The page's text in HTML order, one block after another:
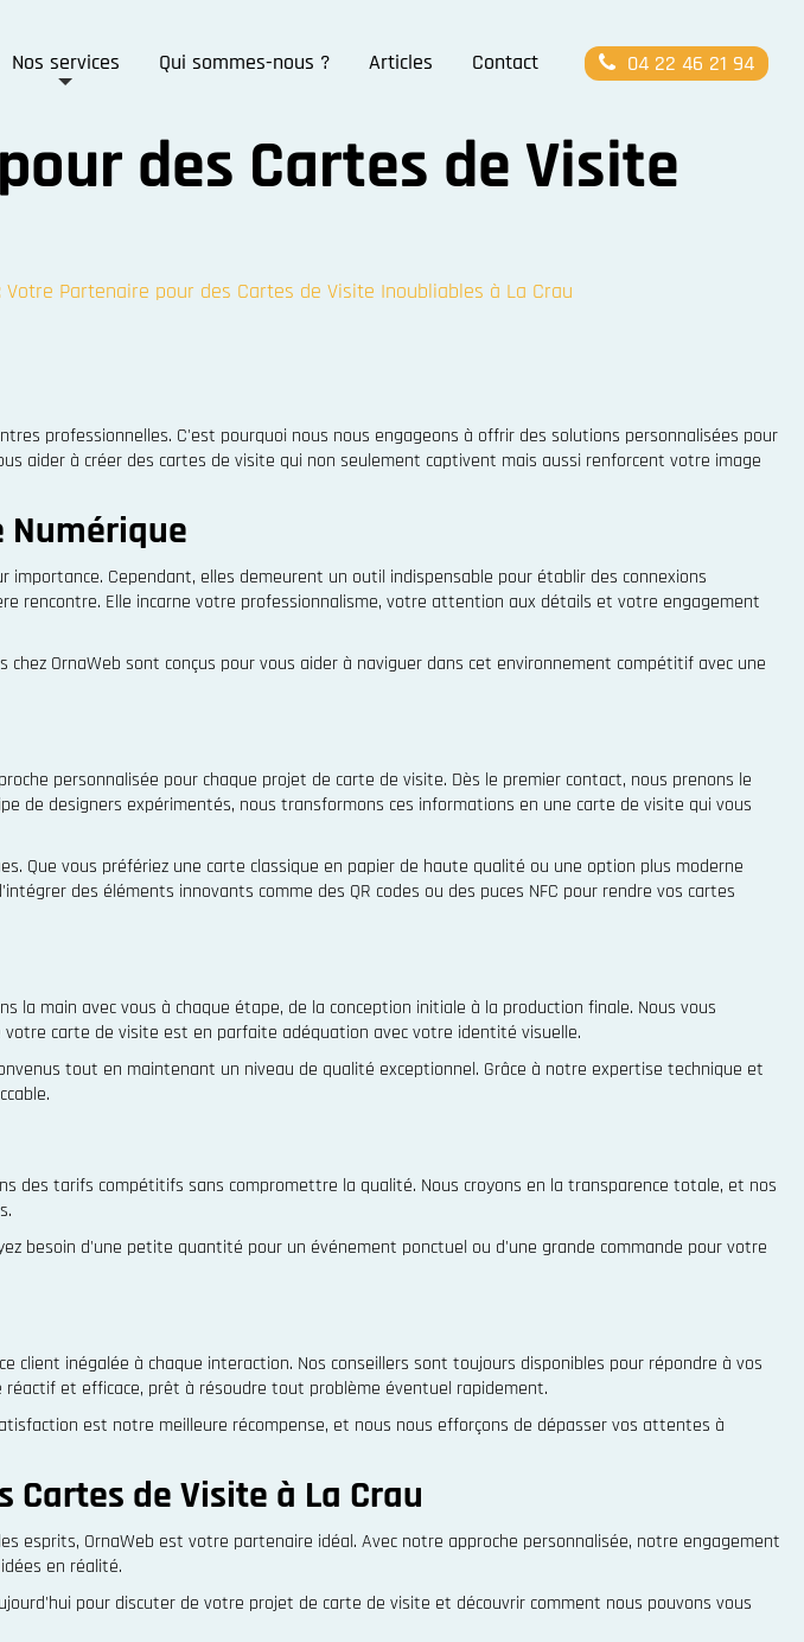
Nos services Qui sommes-nous ? Articles Contact 04 22 46 21 94
des Cartes de Visite
Votre Partenaire pour des Cartes de Visite Inoubliables à La Crau
professionnelles. C'est pourquoi nous nous engageons à offrir des solutions personnalisées pour
aider à créer des cartes de visite qui non seulement captivent mais aussi renforcent votre image
Numérique
Cependant, elles demeurent un outil indispensable pour établir des connexions
rencontre. Elle incarne votre professionnalisme, votre attention aux détails et votre engagement
OrnaWeb sont conçus pour vous aider à naviguer dans cet environnement compétitif avec une
personnalisée pour chaque projet de carte de visite. Dès le premier contact, nous prenons le
de designers expérimentés, nous transformons ces informations en une carte de visite qui vous
Que vous préfériez une carte classique en papier de haute qualité ou une option plus moderne
des éléments innovants comme des QR codes ou des puces NFC pour rendre vos cartes
main avec vous à chaque étape, de la conception initiale à la production finale. Nous vous
carte de visite est en parfaite adéquation avec votre identité visuelle.
tout en maintenant un niveau de qualité exceptionnel. Grâce à notre expertise technique et
des tarifs compétitifs sans compromettre la qualité. Nous croyons en la transparence totale, et nos
besoin d'une petite quantité pour un événement ponctuel ou d'une grande commande pour votre
inégalée à chaque interaction. Nos conseillers sont toujours disponibles pour répondre à vos
et efficace, prêt à résoudre tout problème éventuel rapidement.
est notre meilleure récompense, et nous nous efforçons de dépasser vos attentes à
Cartes de Visite à La Crau
esprits, OrnaWeb est votre partenaire idéal. Avec notre approche personnalisée, notre engagement
en réalité.
pour discuter de votre projet de carte de visite et découvrir comment nous pouvons vous